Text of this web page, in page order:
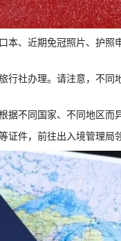
本、近期免冠照片、护照
行社办理。请注意，不同
不同国家、不同地区而
件，前往出入境管理局